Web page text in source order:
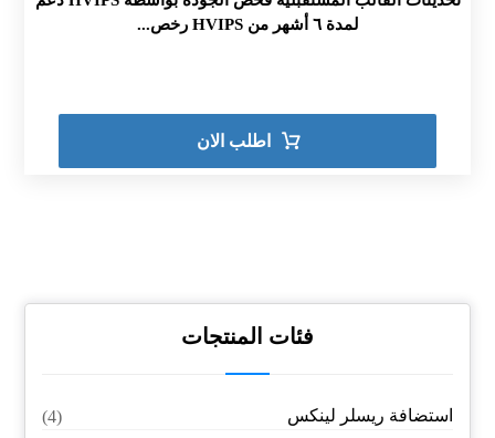
لمدة ٦ أشهر من HVIPS رخص...
اطلب الان
فئات المنتجات
استضافة ريسلر لينكس
(4)